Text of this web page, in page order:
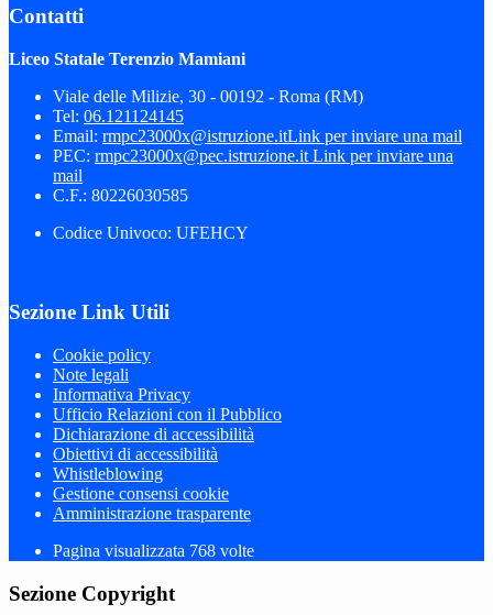
Contatti
Liceo Statale Terenzio Mamiani
Viale delle Milizie, 30 - 00192 - Roma (RM)
Tel: 06.121124145
Email: rmpc23000x@istruzione.itLink per inviare una mail
PEC: rmpc23000x@pec.istruzione.it Link per inviare una
mail
C.F.: 80226030585
Codice Univoco: UFEHCY
Sezione Link Utili
Cookie policy
Note legali
Informativa Privacy
Ufficio Relazioni con il Pubblico
Dichiarazione di accessibilità
Obiettivi di accessibilità
Whistleblowing
Gestione consensi cookie
Amministrazione trasparente
Pagina visualizzata 768 volte
Sezione Copyright